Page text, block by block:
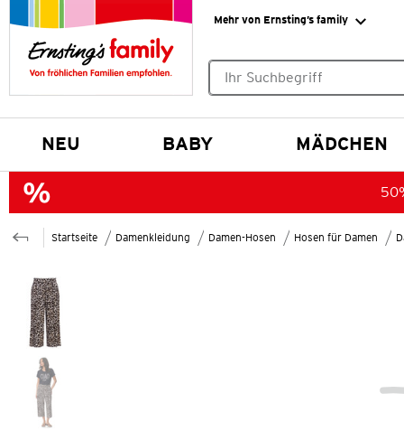
Mehr von Ernsting’s family
NEU BABY MÄDCHEN
Startseite Damenkleidung Damen-Hosen Hosen für Damen